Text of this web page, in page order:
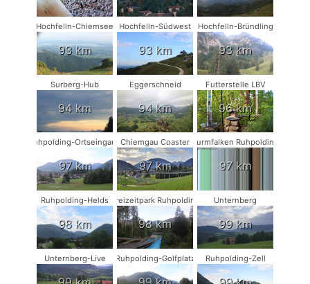
Hochfelln-Chiemsee
93 km
Hochfelln-Südwest
93 km
Hochfelln-Bründling
93 km
Surberg-Hub
94 km
Eggerschneid
94 km
Futterstelle LBV
96 km
Ruhpolding-Ortseingang
97 km
Chiemgau Coaster
97 km
Turmfalken Ruhpolding
97 km
Ruhpolding-Helds
98 km
Freizeitpark Ruhpolding
98 km
Unternberg
99 km
Unternberg-Live Ruhpolding-Golfplatz Ruhpolding-Zell